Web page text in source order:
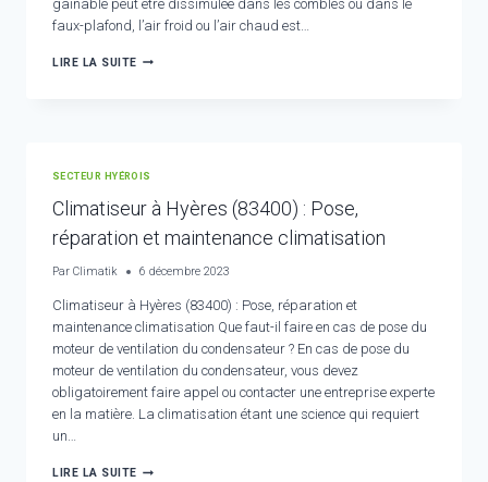
gainable peut être dissimulée dans les combles ou dans le
faux-plafond, l’air froid ou l’air chaud est…
LIRE LA SUITEINSTALLATEUR
DÉPANNAGE
INSTALLATION
SECTEUR HYÉROIS
Climatiseur à Hyères (83400) : Pose,
réparation et maintenance climatisation
Par Climatik 6 décembre 2023
Climatiseur à Hyères (83400) : Pose, réparation et
maintenance climatisation Que faut-il faire en cas de pose du
moteur de ventilation du condensateur ? En cas de pose du
moteur de ventilation du condensateur, vous devez
obligatoirement faire appel ou contacter une entreprise experte
en la matière. La climatisation étant une science qui requiert
un…
LIRE LA SUITECLIMATISEUR